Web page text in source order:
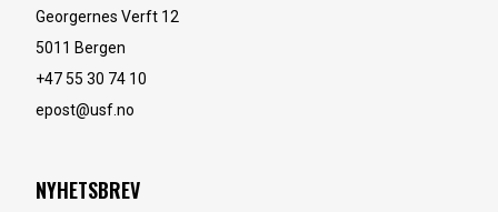
Georgernes Verft 12
5011 Bergen
+47 55 30 74 10
epost@usf.no
NYHETSBREV